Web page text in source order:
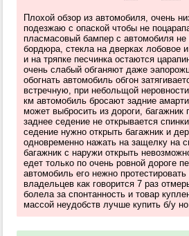
Плохой обзор из автомобиля, очень
подезжаю с опаской чтобы не
пласмасовый бампер с автомобиля не
бордюра, стекла на дверках лобовое
и на тряпке песчинка остаются
очень слабый обганяют даже
обогнать автомобиль обгон
встречную, при небольщой
км автомобиль бросают задние
может выбросить из дороги,
заднее седение не открывается
седение нужно открыть багажник и
одновременно нажать на защелку на
багажник с наружи открыть
едет только по очень ровной дороге
автомобиль его нежно
владельцев как говорится 7 раз
болела за спонтанность и товар
массой неудобств лучше купить б/у